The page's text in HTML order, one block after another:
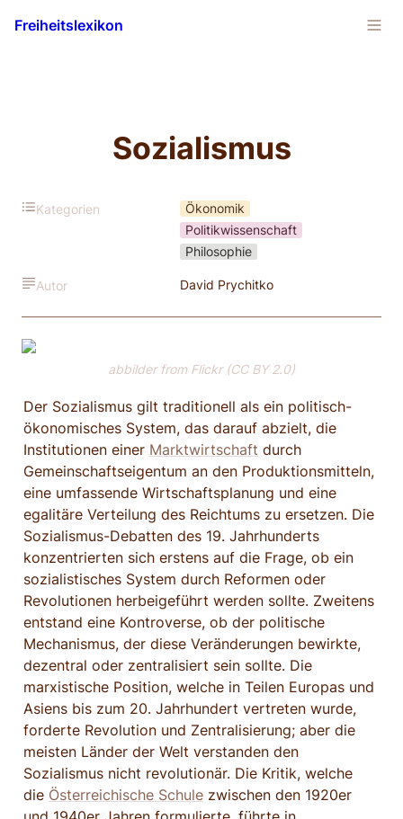
Freiheitslexikon
Sozialismus
Kategorien
Ökonomik
Politikwissenschaft
Philosophie
Autor David Prychitko
abbilder from Flickr (CC BY 2.0)
Der Sozialismus gilt traditionell als ein politisch-
ökonomisches System, das darauf abzielt, die
Institutionen einer Marktwirtschaft durch
Gemeinschaftseigentum an den Produktionsmitteln,
eine umfassende Wirtschaftsplanung und eine
egalitäre Verteilung des Reichtums zu ersetzen. Die
Sozialismus-Debatten des 19. Jahrhunderts
konzentrierten sich erstens auf die Frage, ob ein
sozialistisches System durch Reformen oder
Revolutionen herbeigeführt werden sollte. Zweitens
entstand eine Kontroverse, ob der politische
Mechanismus, der diese Veränderungen bewirkte,
dezentral oder zentralisiert sein sollte. Die
marxistische Position, welche in Teilen Europas und
Asiens bis zum 20. Jahrhundert vertreten wurde,
forderte Revolution und Zentralisierung; aber die
meisten Länder der Welt verstanden den
Sozialismus nicht revolutionär. Die Kritik, welche
die Österreichische Schule zwischen den 1920er